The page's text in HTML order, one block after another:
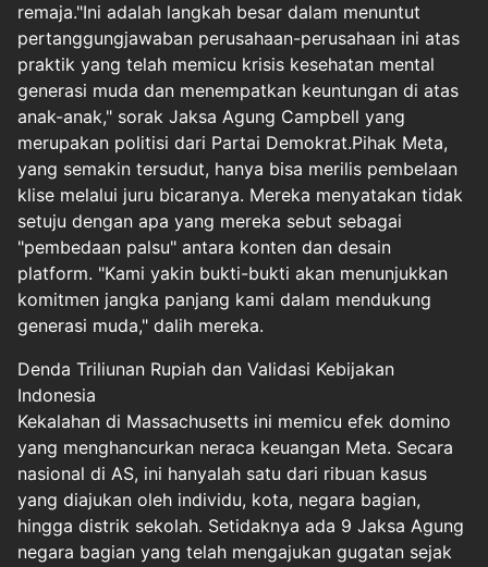
remaja."Ini adalah langkah besar dalam menuntut
pertanggungjawaban perusahaan-perusahaan ini atas
praktik yang telah memicu krisis kesehatan mental
generasi muda dan menempatkan keuntungan di atas
anak-anak," sorak Jaksa Agung Campbell yang
merupakan politisi dari Partai Demokrat.Pihak Meta,
yang semakin tersudut, hanya bisa merilis pembelaan
klise melalui juru bicaranya. Mereka menyatakan tidak
setuju dengan apa yang mereka sebut sebagai
"pembedaan palsu" antara konten dan desain
platform. "Kami yakin bukti-bukti akan menunjukkan
komitmen jangka panjang kami dalam mendukung
generasi muda," dalih mereka.
Denda Triliunan Rupiah dan Validasi Kebijakan
Indonesia
Kekalahan di Massachusetts ini memicu efek domino
yang menghancurkan neraca keuangan Meta. Secara
nasional di AS, ini hanyalah satu dari ribuan kasus
yang diajukan oleh individu, kota, negara bagian,
hingga distrik sekolah. Setidaknya ada 9 Jaksa Agung
negara bagian yang telah mengajukan gugatan sejak